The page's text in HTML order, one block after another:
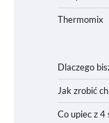
Thermomix
Dlaczego
Jak zrobić
Co upiec z 4